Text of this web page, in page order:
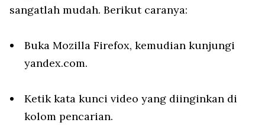
sangatlah mudah. Berikut caranya:
Buka Mozilla Firefox, kemudian kunjungi
yandex.com.
Ketik kata kunci video yang diinginkan di
kolom pencarian.